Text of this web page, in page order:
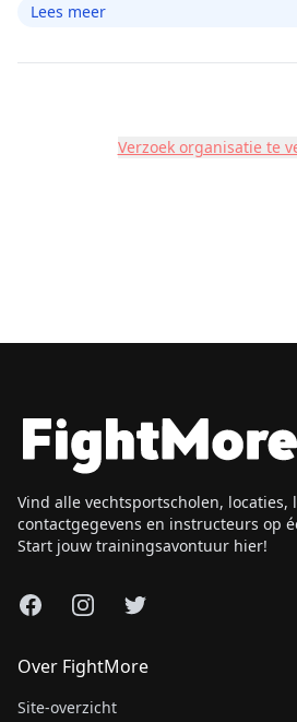
Lees meer
Verzoek organisatie te
Vind alle vechtsportscholen, locaties,
contactgegevens en instructeurs op
Start jouw trainingsavontuur hier!
FacebookInstagram
X
Over FightMore
Site-overzicht